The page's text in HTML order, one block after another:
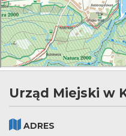
Urząd Miejski w
ADRES